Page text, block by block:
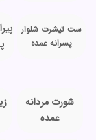
ست تیشرت شلوار
پسرانه عمده
شورت مردانه
عمده